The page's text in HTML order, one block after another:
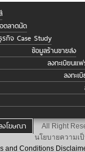
ตลาดนัด
รกิจ Case Study
ข้อมูลร้านขายส่ง
ลงทะเบียนแ
ลงทะเ
โฆษณา All Right
นโยบายความเ
and Conditions